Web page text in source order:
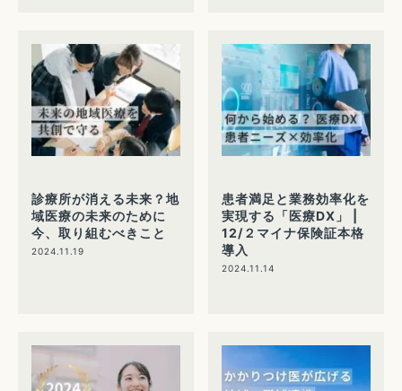
診療所が消える未来？地
域医療の未来のために
今、取り組むべきこと
2024.11.19
患者満足と業務効率化を
実現する「医療DX」 |
12/２マイナ保険証本格
導入
2024.11.14